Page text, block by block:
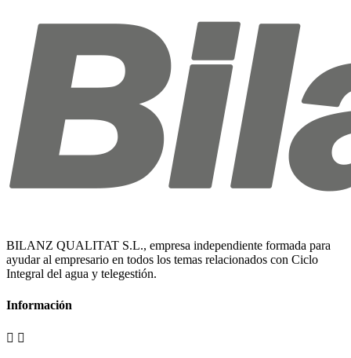
BILANZ QUALITAT S.L., empresa independiente formada para
ayudar al empresario en todos los temas relacionados con Ciclo
Integral del agua y telegestión.
Información
 